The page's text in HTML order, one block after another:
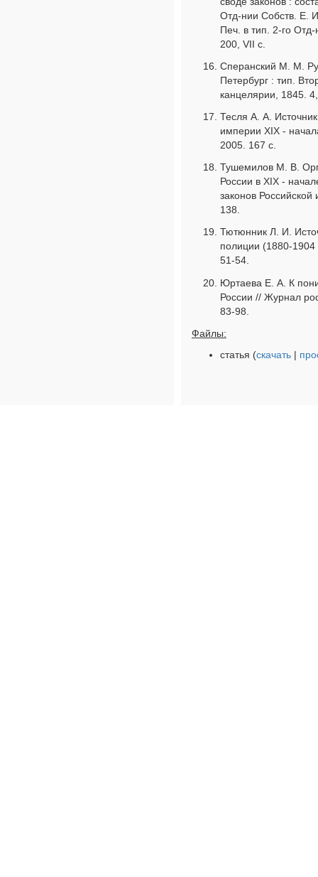
Отд-нии Собств. Е.
Печ. в тип. 2-го
200, VII с.
Сперанский М. М.
Петербург : тип.
канцелярии, 1845.
Тесля А. А.
империи XIX -
2005. 167 с.
Тушемилов М. В.
России в XIX -
законов
138.
Тютюнник Л. И.
полиции (1880-
51-54.
Юртаева Е. А. К
России // Журнал
83-98.
Файлы:
статья (скачать |